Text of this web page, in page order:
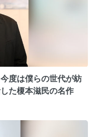
度は僕らの世代が紡
た榎本滋民の名作